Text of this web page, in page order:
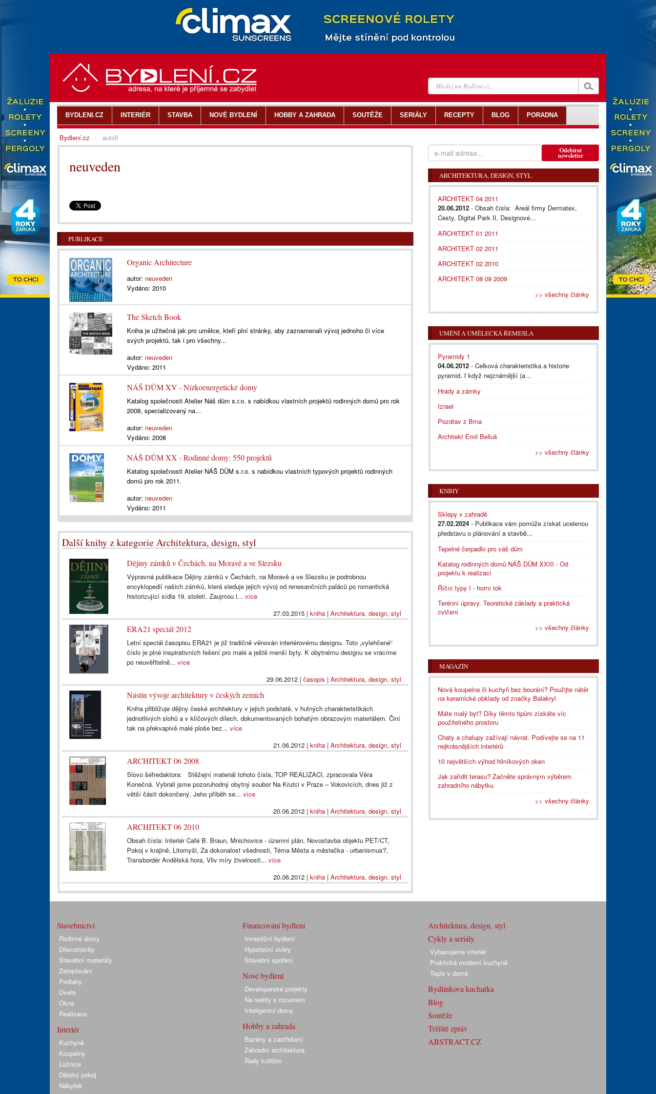
neuveden
PUBLIKACE
Organic Architecture
autor: neuveden
Vydáno: 2010
The Sketch Book
Kniha je užitečná jak pro umělce, kteří plní stránky, aby zaznamenali vývoj jednoho či více
svých projektů, tak i pro všechny...
autor: neuveden
Vydáno: 2011
NÁŠ DŮM XV - Nízkoenergetické domy
Katalog společnosti Atelier Náš dům s.r.o. s nabídkou vlastních projektů rodinných domů pro rok
2008, specializovaný na...
autor: neuveden
Vydáno: 2008
NÁŠ DŮM XX - Rodinné domy: 550 projektů
Katalog společnosti Atelier NÁŠ DŮM s.r.o. s nabídkou vlastních typových projektů rodinných
domů pro rok 2011.
autor: neuveden
Vydáno: 2011
Další knihy z kategorie Architektura, design, styl
Dějiny zámků v Čechách, na Moravě a ve Slezsku
Výpravná publikace Dějiny zámků v Čechách, na Moravě a ve Slezsku je podrobnou
encyklopedií našich zámků, která sleduje jejich vývoj od renesančních paláců po romantická
historizující sídla 19. století. Zaujmou i...více
27.03.2015| kniha| Architektura, design, styl
ERA21 speciál 2012
Letní speciál časopisu ERA21 je již tradičně věnován interiérovému designu. Toto „vylehčené“
číslo je plné inspirativních řešení pro malé a ještě menší byty. K obytnému designu se vracíme
po neuvěřitelně...více
29.06.2012| časopis | Architektura, design, styl
Nástin vývoje architektury v českých zemích
Kniha přibližuje dějiny české architektury v jejich podstatě, v hutných charakteristikách
jednotlivých slohů a v klíčových dílech, dokumentovaných bohatým obrazovým materiálem. Činí
tak na překvapivě malé ploše bez...více
21.06.2012| kniha| Architektura, design, styl
ARCHITEKT 06 2008
Slovo šéfredaktora: Stěžejní materiál tohoto čísla, TOP REALIZACI, zpracovala Věra
Konečná. Vybrali jsme pozoruhodný obytný soubor Na Krutci v Praze – Vokovicích, dnes již z
větší části dokončený. Jeho příběh se...více
20.06.2012| kniha| Architektura, design, styl
ARCHITEKT 06 2010
Obsah čísla: Interiér Café B. Braun, Mnichovice - územní plán, Novostavba objektu PET/CT,
Pokoj v krajině, Litomyšl, Za dokonalost všednosti, Téma Města a městečka - urbanismus?,
Transbordér Andělská hora, Vliv míry živelnosti...více
20.06.2012| kniha| Architektura, design, styl
Odebírat
newsletter
ARCHITEKTURA, DESIGN, STYL
ARCHITEKT 04 2011
20.06.2012 - Obsah čísla: Areál firmy Dermatex,
Cesty, Digital Park II, Designové...
ARCHITEKT 01 2011
ARCHITEKT 02 2011
ARCHITEKT 02 2010
ARCHITEKT 08 09 2009
>> všechny články
UMĚNÍ A UMĚLECKÁ ŘEMESLA
Pyramidy 1
04.06.2012 - Celková charakteristika a historie
pyramid. I když nejznámější (a...
Hrady a zámky
Izrael
Pozdrav z Brna
Architekt Emil Belluš
>> všechny články
KNIHY
Sklepy v zahradě
27.02.2024 - Publikace vám pomůže získat ucelenou
představu o plánování a stavbě...
Tepelné čerpadlo pro váš dům
Katalog rodinných domů NÁŠ DŮM XXIII - Od
projektu k realizaci
Říční typy I - horní tok
Terénní úpravy. Teoretické základy a praktická
cvičení
>> všechny články
MAGAZÍN
Nová koupelna či kuchyň bez bourání? Použijte nátěr
na keramické obklady od značky Balakryl
Máte malý byt? Díky těmto tipům získáte víc
použitelného prostoru
Chaty a chalupy zažívají návrat. Podívejte se na 11
nejkrásnějších interiérů
10 největších výhod hliníkových oken
Jak zařídit terasu? Začněte správným výběrem
zahradního nábytku
>> všechny články
BYDLENI.CZ INTERIÉR STAVBA NOVÉ BYDLENÍ HOBBY A ZAHRADA SOUTĚŽE SERIÁLY RECEPTY BLOG PORADNA
Bydlení.cz autoři
Stavebnictví
Rodinné domy
Dřevostavby
Stavební materiály
Zateplování
Podlahy
Dveře
Okna
Realizace
Interiér
Kuchyně
Koupelny
Ložnice
Dětský pokoj
Nábytek
Financování bydlení
Investiční bydlení
Hypoteční úvěry
Stavební spoření
Nové bydlení
Developerské projekty
Na reality s rozumem
Inteligentní domy
Hobby a zahrada
Bazény a zastřešení
Zahradní architektura
Rady kutilům
Architektura, design, styl
Cykly a seriály
Vybavujeme interiér
Praktická moderní kuchyně
Teplo v domě
Bydlínkova kuchařka
Blog
Soutěže
Tržiště zpráv
ABSTRACT.CZ